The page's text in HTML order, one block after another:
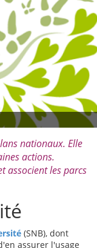
nationaux. Elle
actions.
associent les parcs
(SNB), dont
assurer l'usage